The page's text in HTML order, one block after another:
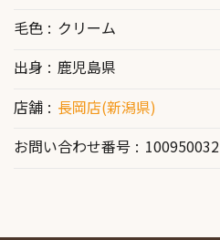
毛色
クリーム
出身
鹿児島県
店舗
長岡店(新潟県)
お問い合わせ番号
100950032